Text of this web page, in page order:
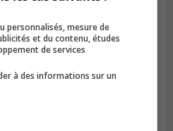
contrat pour
d’incinération
personnalisés, mesure de
et du contenu, études
de services
à des informations sur un